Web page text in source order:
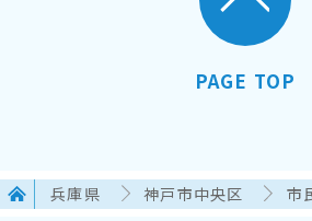
PAGE TOP
兵庫県 神戸市中央区 市